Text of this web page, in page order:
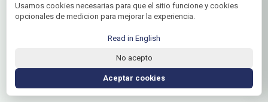
Usamos cookies necesarias para que el sitio funcione y cookies
opcionales de medicion para mejorar la experiencia.
Read in English
No acepto
Aceptar cookies